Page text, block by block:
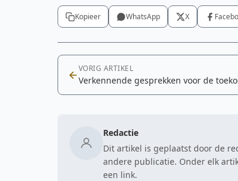
Kopieer WhatsApp X
VORIG ARTIKEL
Verkennende gesprekken voor de
Redactie
Dit artikel is geplaatst door de
andere publicatie. Onder elk
een link.